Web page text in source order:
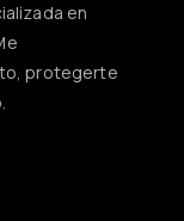
en
protegerte